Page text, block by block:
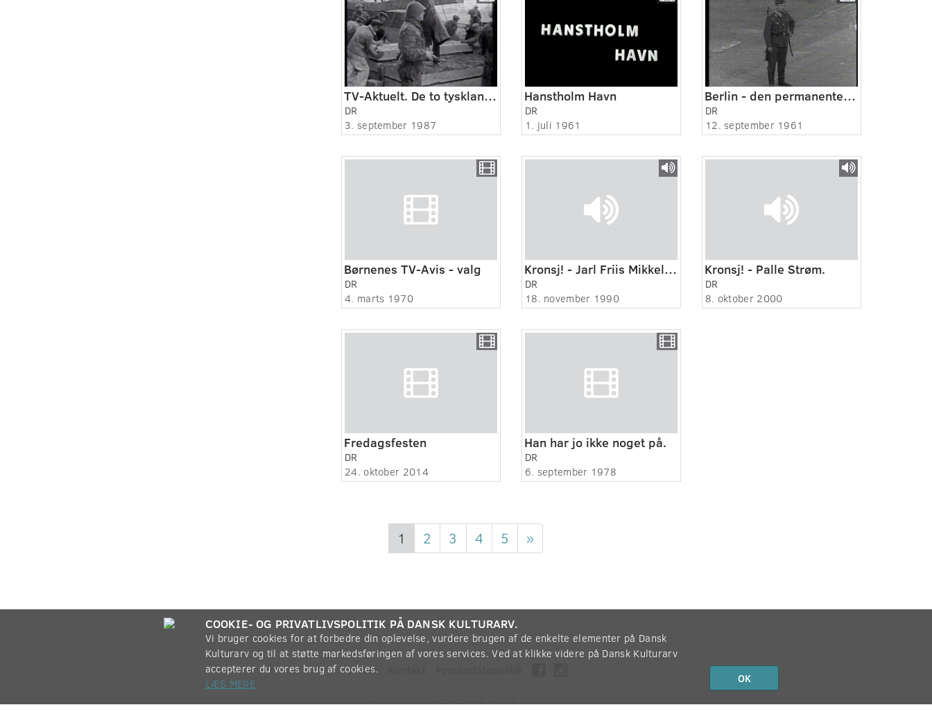
TV-Aktuelt. De to tysklande. 03.09.1987.
DR
3. september 1987
Hanstholm Havn
DR
1. juli 1961
Berlin - den permanente krise
DR
12. september 1961
Børnenes TV-Avis - valg
DR
4. marts 1970
Kronsj! - Jarl Friis Mikkelsen.
DR
18. november 1990
Kronsj! - Palle Strøm.
DR
8. oktober 2000
Fredagsfesten
DR
24. oktober 2014
Han har jo ikke noget på.
DR
6. september 1978
1 2 3 4 5 »
Om
COOKIE- OG PRIVATLIVSPOLITIK PÅ DANSK KULTURARV.
Vi bruger cookies for at forbedre din oplevelse, vurdere brugen af de enkelte elementer på Dansk
Kulturarv og til at støtte markedsføringen af vores services. Ved at klikke videre på Dansk Kulturarv
accepterer du vores brug af cookies.
LÆS MERE
OK